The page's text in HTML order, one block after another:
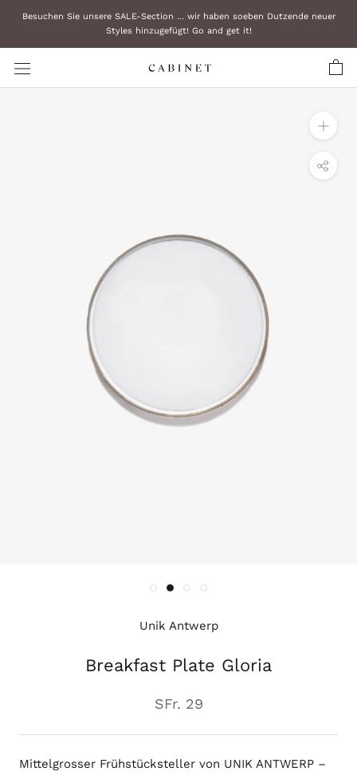
überspringen
Besuchen Sie unsere SALE-Section ... wir haben soeben Dutzende neuer
Styles hinzugefügt! Go and get it!
Unik Antwerp
Breakfast Plate Gloria
SFr. 29
Mittelgrosser Frühstücksteller von UNIK ANTWERP –